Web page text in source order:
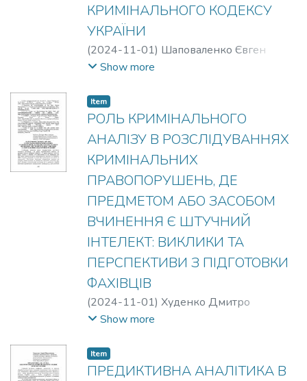
КРИМІНАЛЬНОГО КОДЕКСУ
УКРАЇНИ
(2024-11-01) Шаповаленко Євген
Володимирович
Show more
Item
РОЛЬ КРИМІНАЛЬНОГО
АНАЛІЗУ В РОЗСЛІДУВАННЯХ
КРИМІНАЛЬНИХ
ПРАВОПОРУШЕНЬ, ДЕ
ПРЕДМЕТОМ АБО ЗАСОБОМ
ВЧИНЕННЯ Є ШТУЧНИЙ
ІНТЕЛЕКТ: ВИКЛИКИ ТА
ПЕРСПЕКТИВИ З ПІДГОТОВКИ
ФАХІВЦІВ
(2024-11-01) Худенко Дмитро
Миколайович
Show more
Item
ПРЕДИКТИВНА АНАЛІТИКА В